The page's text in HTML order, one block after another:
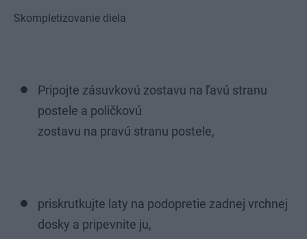
Skompletizovanie diela
Pripojte zásuvkovú zostavu na ľavú stranu
postele a poličkovú
zostavu na pravú stranu postele,
priskrutkujte laty na podopretie zadnej vrchnej
dosky a pripevnite ju,